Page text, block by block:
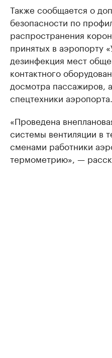
Также сообщается о
безопасности по
распространения
принятых в аэропорту
дезинфекция мест
контактного
досмотра пассажиров,
спецтехники аэропорта.
«Проведена
системы вентиляции в
сменами работники
термометрию», —